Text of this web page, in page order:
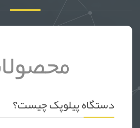
دستگاه پیلوپک چیست؟